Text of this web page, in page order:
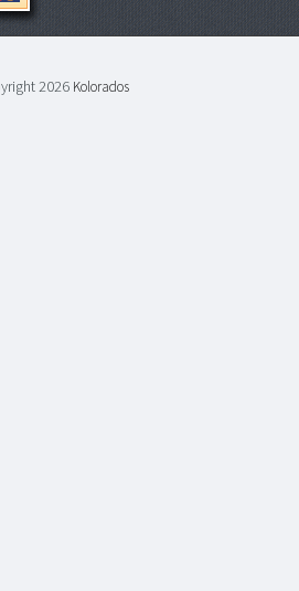
2026 Kolorados